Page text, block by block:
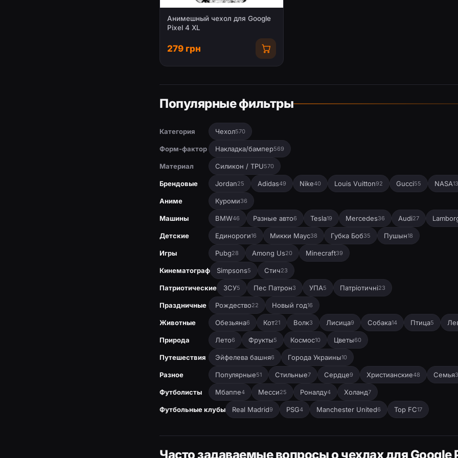
Анимешный чехол для Google
Pixel 4 XL
279 грн
Популярные фильтры
Категория Чехол570
Форм-фактор Накладка/бампер569
Материал Силикон / TPU570
Брендовые Jordan25 Adidas49 Nike40 Louis Vuitton92 Gucci55 NASA13
Аниме Куроми36
Машины BMW46 Разные авто6 Tesla19 Mercedes36 Audi27
Детские Единороги16 Микки Маус38 Губка Боб35 Пушын18
Игры Pubg28 Among Us20 Minecraft39
Кинематограф Simpsons5 Стич23
Патриотические ЗСУ5 Пес Патрон3 УПА5 Патріотичні23
Праздничные Рождество22 Новый год16
Животные Обезьяна6 Кот21 Волк3 Лисица9 Собака14 Птица5
Природа Лето6 Фрукты5 Космос10 Цветы60
Путешествия Эйфелева башня6 Города Украины10
Разное Популярные51 Стильные7 Сердце9 Христианские48 Семья3
Футболисты Мбаппе4 Месси25 Роналду4 Холанд7
Футбольные клубы Real Madrid9 PSG4 Manchester United6 Top FC17
Часто задаваемые вопросы о чехлах для Google